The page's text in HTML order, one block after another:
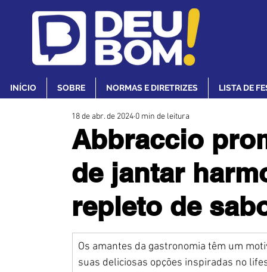
INÍCIO SOBRE NORMAS E DIRETRIZES LISTA DE
Abbraccio
de jantar
repleto de
18 de abr. de 2024 0 min de leitura
Os amantes da gastronomia têm um
suas deliciosas opções inspiradas no